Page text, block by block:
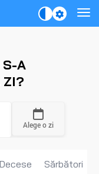
S-A
ZI?
Alege o zi
decese sărbători